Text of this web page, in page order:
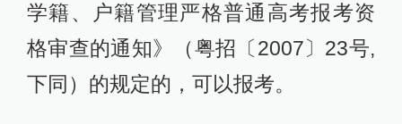
学籍、户籍管理严格普通高考报考资
格审查的通知》（粤招〔2007〕23号,
下同）的规定的，可以报考。